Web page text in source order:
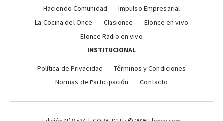
Haciendo Comunidad
Impulso Empresarial
La Cocina del Once
Clasionce
Elonce en vivo
Elonce Radio en vivo
INSTITUCIONAL
Política de Privacidad
Términos y Condiciones
Normas de Participación
Contacto